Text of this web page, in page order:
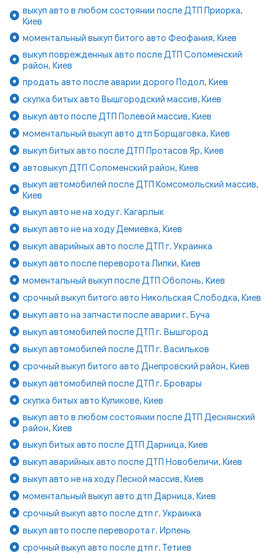
выкуп авто в любом состоянии после ДТП Приорка,
Киев
моментальный выкуп битого авто Феофания, Киев
выкуп поврежденных авто после ДТП Соломенский
район, Киев
продать авто после аварии дорого Подол, Киев
скупка битых авто Вышгородский массив, Киев
выкуп авто после ДТП Полевой массив, Киев
моментальный выкуп авто дтп Борщаговка, Киев
выкуп битых авто после ДТП Протасов Яр, Киев
автовыкуп ДТП Соломенский район, Киев
выкуп автомобилей после ДТП Комсомольский массив,
Киев
выкуп авто не на ходу г. Кагарлык
выкуп авто не на ходу Демиевка, Киев
выкуп аварийных авто после ДТП г. Украинка
выкуп авто после переворота Липки, Киев
моментальный выкуп после ДТП Оболонь, Киев
срочный выкуп битого авто Никольская Слободка, Киев
выкуп авто на запчасти после аварии г. Буча
выкуп автомобилей после ДТП г. Вышгород
выкуп автомобилей после ДТП г. Васильков
срочный выкуп битого авто Днепровский район, Киев
выкуп автомобилей после ДТП г. Бровары
скупка битых авто Куликове, Киев
выкуп авто в любом состоянии после ДТП Деснянский
район, Киев
выкуп битых авто после ДТП Дарница, Киев
выкуп аварийных авто после ДТП Новобеличи, Киев
выкуп авто не на ходу Лесной массив, Киев
моментальный выкуп авто дтп Дарница, Киев
срочный выкуп авто после дтп г. Украинка
выкуп авто после переворота г. Ирпень
срочный выкуп авто после дтп г. Тетиев